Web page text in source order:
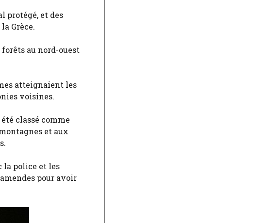
protégé, et des
Grèce.
au nord-ouest
atteignaient les
voisines.
classé comme
et aux
la police et les
pour avoir